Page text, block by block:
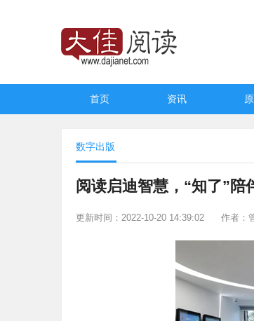
首页 资讯
数字出版
阅读启迪智慧，“知了”陪
更新时间：2022-10-20 14:39:02 作者：